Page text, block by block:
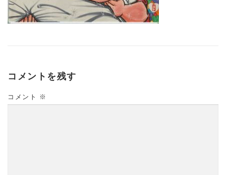
コメントを残す
コメント ※